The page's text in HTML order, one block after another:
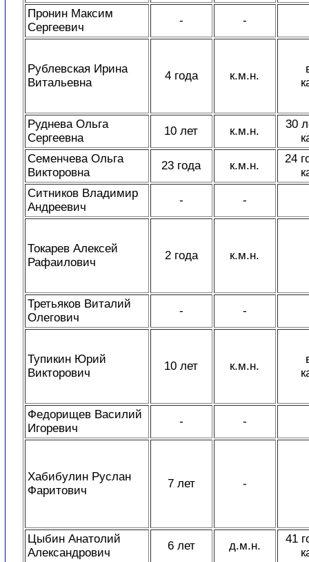
Пронин Максим
Сергеевич
- -
Рублевская Ирина
Витальевна
4 года к.м.н.
Руднева Ольга
Сергеевна
10 лет к.м.н.
30
Семенчева Ольга
Викторовна
23 года к.м.н.
24
Ситников Владимир
Андреевич
- -
Токарев Алексей
Рафаилович
2 года к.м.н.
Третьяков Виталий
Олегович
- -
Тупикин Юрий
Викторович
10 лет к.м.н.
Федорищев Василий
Игоревич
- -
Хабибулин Руслан
Фаритович
7 лет -
Цыбин Анатолий
Александрович
6 лет д.м.н.
41